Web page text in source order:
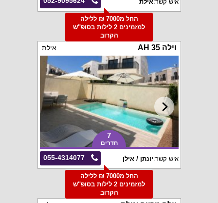
איש קשר:אילת
החל מ7000 ₪ ללילה
למזמינים 2 לילות בסופ"ש
הקרוב
וילה AH 35 אילת
7
חדרים
055-4314077 איש קשר:יונתן / אילן
החל מ7000 ₪ ללילה
למזמינים 2 לילות בסופ"ש
הקרוב